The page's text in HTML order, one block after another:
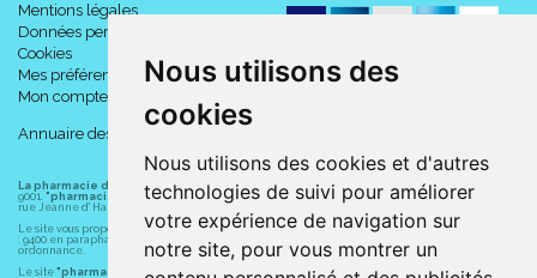
Nous utilisons des
cookies
Nous utilisons des cookies et d'autres
technologies de suivi pour améliorer
votre expérience de navigation sur
notre site, pour vous montrer un
Mentions légales
Données personnelles
Cookies
Mes préférences Cookies
Mon compte
Annuaire des pharmacies
La pharmacie du centre à Albert (80300) est une pharmacie française certifiée ISO
9001. "pharmacie-du-centre-albert.fr "est le site internet de la pharmacie du centre
rue Jeanne d' Harcourt, 80300 Albert.
Le site vous propose un large choix de plus de 11000 références, au prix les plus bas possible
: 9400 en parapharmacie, animaux, orthopédie, matériel médical. 1700 en médicaments sans
ordonnance.
Le site "pharmacie-du-centre-albert.fr" vous propose les service suivants :